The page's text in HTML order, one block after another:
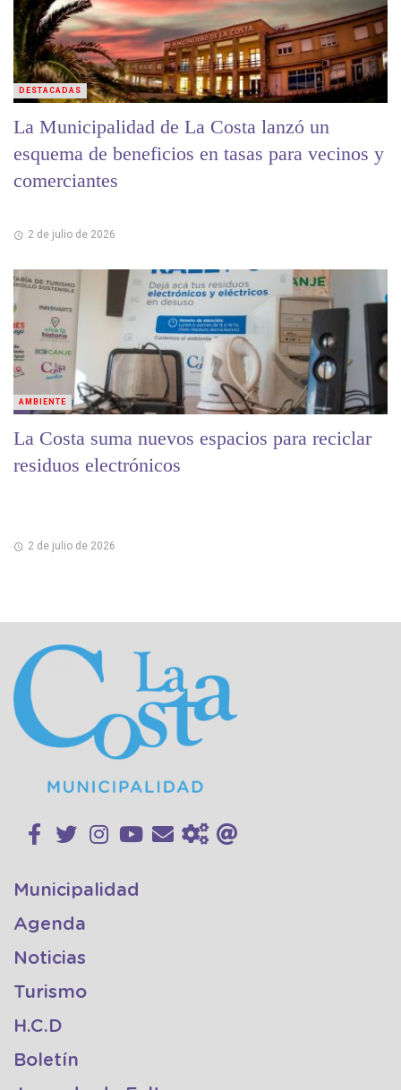
La Municipalidad de La Costa lanzó un
esquema de beneficios en tasas para vecinos y
comerciantes
2 de julio de 2026
DESTACADAS
La Costa suma nuevos espacios para reciclar
residuos electrónicos
2 de julio de 2026
AMBIENTE
Municipalidad
Agenda
Noticias
Turismo
H.C.D
Boletín